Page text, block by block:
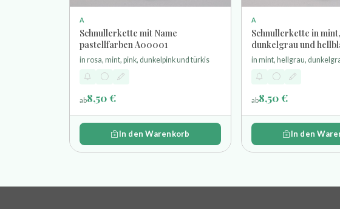
A
Schnullerkette mit Name
pastellfarben A00001
in rosa, mint, pink, dunkelpink und türkis
ab8,50 €
In den Warenkorb
A
Schnullerkette in
dunkelgrau und
in mint, hellgrau,
ab8,50 €
In den